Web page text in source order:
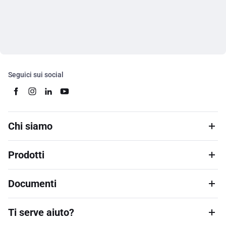
Seguici sui social
Chi siamo
Prodotti
Documenti
Ti serve aiuto?